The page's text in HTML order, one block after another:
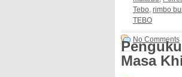
Tebo rimbo
TEBO
No Comments
Masa